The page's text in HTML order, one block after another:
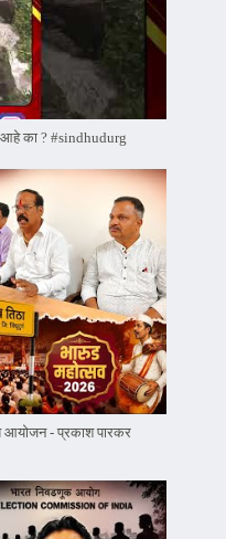
आहे का ? #sindhudurg
आयोजन - प्रकाश पारकर